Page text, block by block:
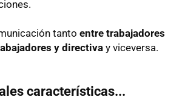
tanto entre trabajadores
y directiva y viceversa.
características...